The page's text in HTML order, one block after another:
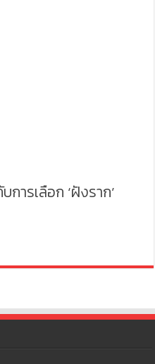
การเลือก ‘ฝังราก’